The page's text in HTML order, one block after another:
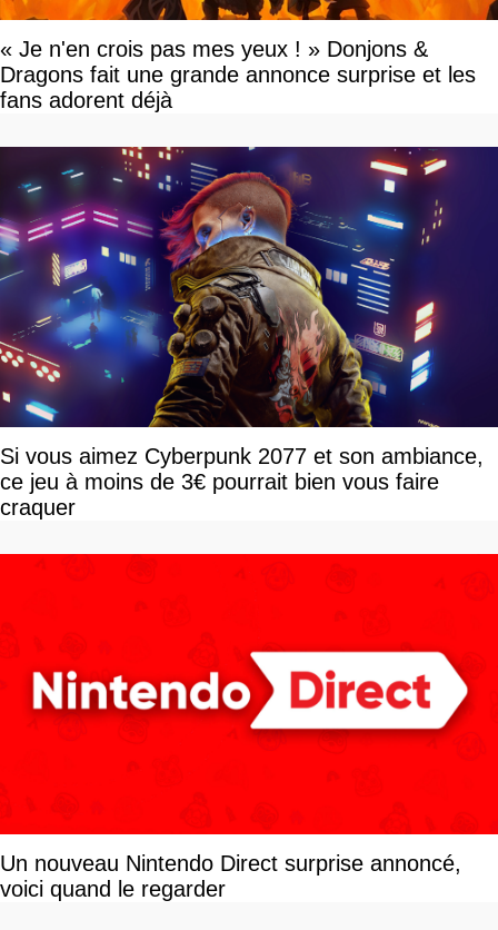
« Je n'en crois pas mes yeux ! » Donjons &
Dragons fait une grande annonce surprise et les
fans adorent déjà
Si vous aimez Cyberpunk 2077 et son ambiance,
ce jeu à moins de 3€ pourrait bien vous faire
craquer
Un nouveau Nintendo Direct surprise annoncé,
voici quand le regarder